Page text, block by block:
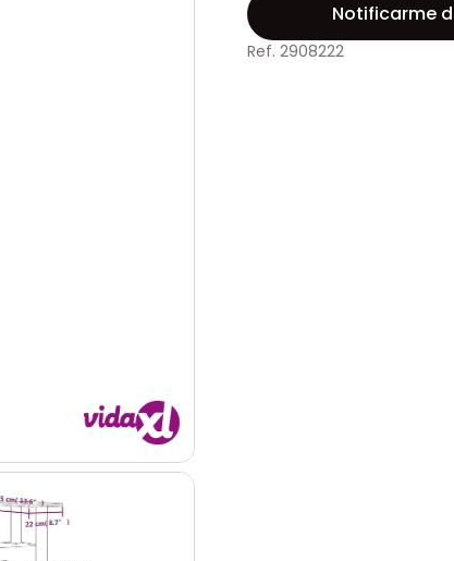
Notificarme
Ref. 2908222